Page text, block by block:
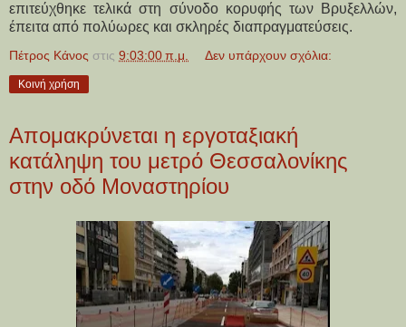
επιτεύχθηκε τελικά στη σύνοδο κορυφής των Βρυξελλών,
έπειτα από πολύωρες και σκληρές διαπραγματεύσεις.
Πέτρος Κάνος στις 9:03:00 π.μ. Δεν υπάρχουν σχόλια:
Κοινή χρήση
Απομακρύνεται η εργοταξιακή
κατάληψη του μετρό Θεσσαλονίκης
στην οδό Μοναστηρίου